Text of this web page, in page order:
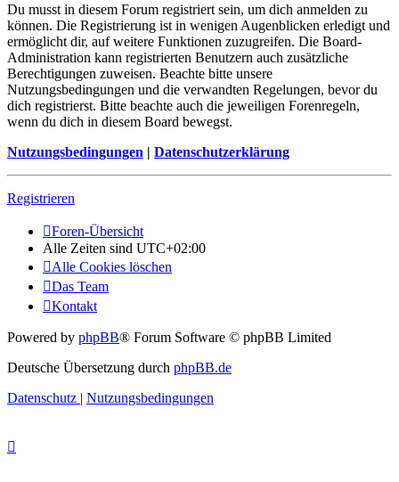
Du musst in diesem Forum registriert sein, um dich anmelden zu
können. Die Registrierung ist in wenigen Augenblicken erledigt und
ermöglicht dir, auf weitere Funktionen zuzugreifen. Die Board-
Administration kann registrierten Benutzern auch zusätzliche
Berechtigungen zuweisen. Beachte bitte unsere
Nutzungsbedingungen und die verwandten Regelungen, bevor du
dich registrierst. Bitte beachte auch die jeweiligen Forenregeln,
wenn du dich in diesem Board bewegst.
Nutzungsbedingungen | Datenschutzerklärung
Registrieren
Foren-Übersicht
Alle Zeiten sind UTC+02:00
Alle Cookies löschen
Das Team
Kontakt
Powered by phpBB® Forum Software © phpBB Limited
Deutsche Übersetzung durch phpBB.de
Datenschutz | Nutzungsbedingungen